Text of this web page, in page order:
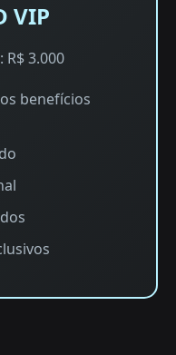
VIP
3.000
benefícios